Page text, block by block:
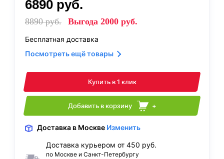
6890 руб.
8890руб. Выгода 2000 руб.
Бесплатная доставка
Посмотреть ещё товары
Купить в 1 клик
Добавить в корзину +
Доставка в Москве Изменить
Доставка курьером от 450 руб.
по Москве и Санкт-Петербургу